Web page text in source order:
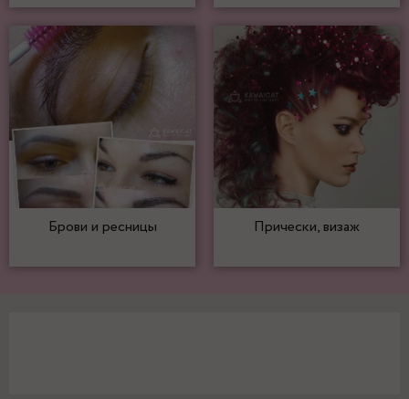
Брови и ресницы Прически, визаж